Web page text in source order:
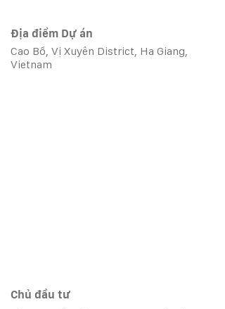
Địa điểm Dự án
Cao Bồ, Vị Xuyên District, Ha Giang,
Vietnam
Chủ đầu tư